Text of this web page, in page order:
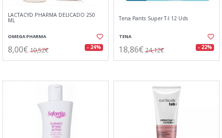
LACTACYD PHARMA DELICADO 250
ML
OMEGA PHARMA
8,00€ 10,52€ - 24%
Tena Pants Super T-l 12 Uds
TENA
18,86€ 24,12€ - 22%